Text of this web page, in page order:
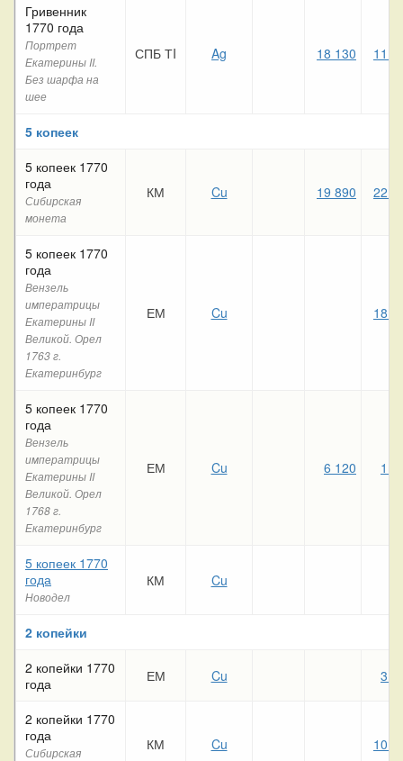
Гривенник
1770 года
Портрет
Екатерины II.
Без шарфа на
шее
СПБ ТI Ag 18 130 11
5 копеек
5 копеек 1770
года
Сибирская
монета
КМ Cu 19 890 22
5 копеек 1770
года
Вензель
императрицы
Екатерины II
Великой. Орел
1763 г.
Екатеринбург
ЕМ Cu 18
5 копеек 1770
года
Вензель
императрицы
Екатерины II
Великой. Орел
1768 г.
Екатеринбург
ЕМ Cu 6 120 1
5 копеек 1770
года
Новодел
КМ Cu
2 копейки
2 копейки 1770
года
ЕМ Cu 3
2 копейки 1770
года
Сибирская
КМ Cu 10